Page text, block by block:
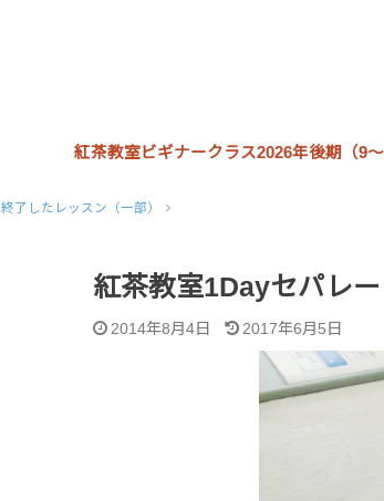
紅茶教室ビギナークラス2026年後期（9～
終了したレッスン（一部）
紅茶教室1Dayセパレ
2014年8月4日 2017年6月5日